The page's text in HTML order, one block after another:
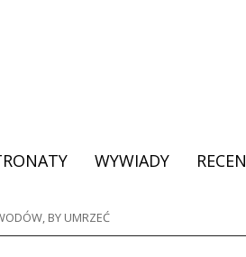
WYWIADY
BY UMRZEĆ